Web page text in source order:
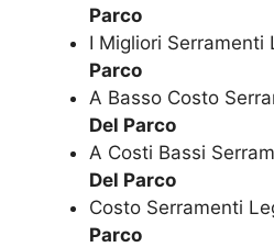
Parco
I Migliori Serramenti
Parco
A Basso Costo
Del Parco
A Costi Bassi
Del Parco
Costo Serramenti
Parco